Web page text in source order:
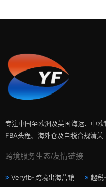
专注中国至欧洲及英国海运、中欧
FBA头程、海外仓及自税合规清关
跨境服务生态/友情链接
Veryfb-跨境出海营销 趣税